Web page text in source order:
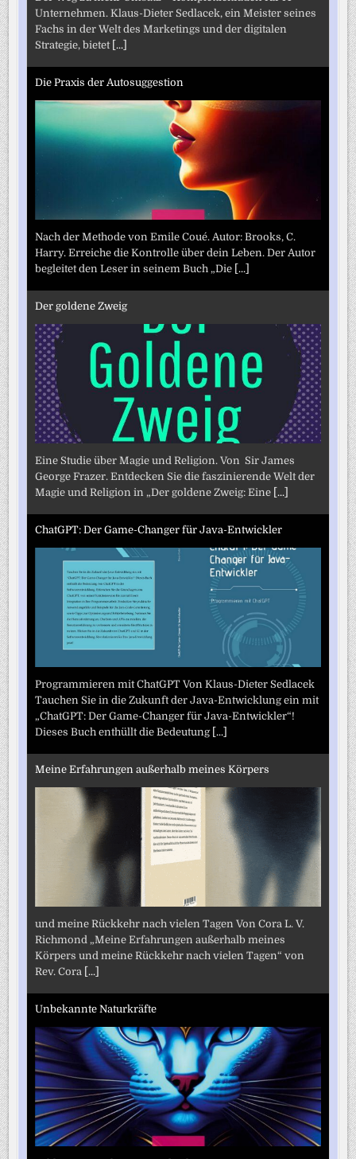
Unternehmen. Klaus-Dieter Sedlacek, ein Meister seines
Fachs in der Welt des Marketings und der digitalen
Strategie, bietet [...]
Die Praxis der Autosuggestion
Nach der Methode von Emile Coué. Autor: Brooks, C.
Harry. Erreiche die Kontrolle über dein Leben. Der Autor
begleitet den Leser in seinem Buch „Die [...]
Der goldene Zweig
Eine Studie über Magie und Religion. Von Sir James
George Frazer. Entdecken Sie die faszinierende Welt der
Magie und Religion in „Der goldene Zweig: Eine [...]
ChatGPT: Der Game-Changer für Java-Entwickler
Programmieren mit ChatGPT Von Klaus-Dieter Sedlacek
Tauchen Sie in die Zukunft der Java-Entwicklung ein mit
„ChatGPT: Der Game-Changer für Java-Entwickler“!
Dieses Buch enthüllt die Bedeutung [...]
Meine Erfahrungen außerhalb meines Körpers
und meine Rückkehr nach vielen Tagen Von Cora L. V.
Richmond „Meine Erfahrungen außerhalb meines
Körpers und meine Rückkehr nach vielen Tagen“ von
Rev. Cora [...]
Unbekannte Naturkräfte